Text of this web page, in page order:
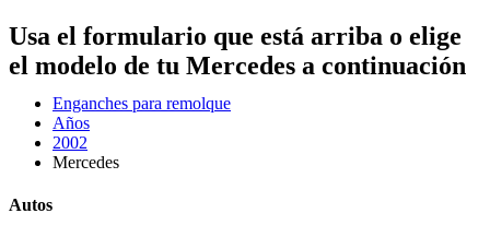
Usa el formulario que está arriba o elige
el modelo de tu Mercedes a continuación
Enganches para remolque
Años
2002
Mercedes
Autos